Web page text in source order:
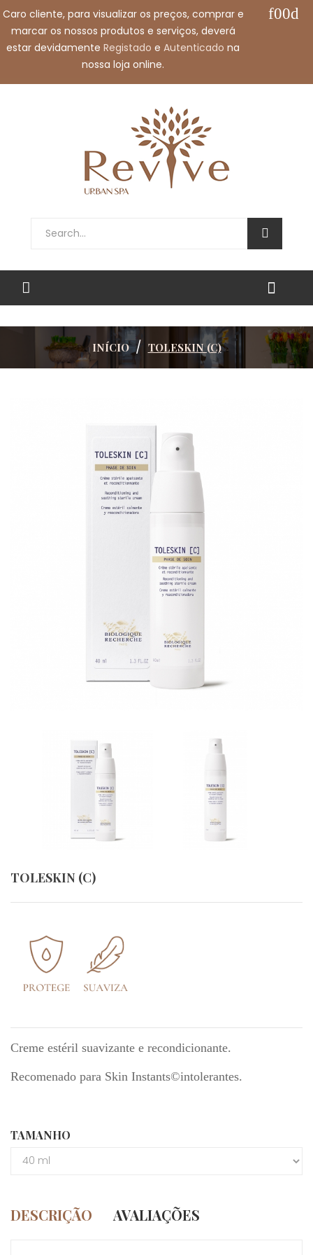
Caro cliente, para visualizar os preços, comprar e
marcar os nossos produtos e serviços, deverá
estar devidamente Registado e Autenticado na
nossa loja online.
Contacte-nos: +351 912 032 115
Envie-nos um e-mail: shop@revivespa.pt
Português
INÍCIO TOLESKIN (C)
TOLESKIN (C)
Creme estéril suavizante e recondicionante.
Recomenado para Skin Instants©intolerantes.
TAMANHO
DESCRIÇÃO AVALIAÇÕES